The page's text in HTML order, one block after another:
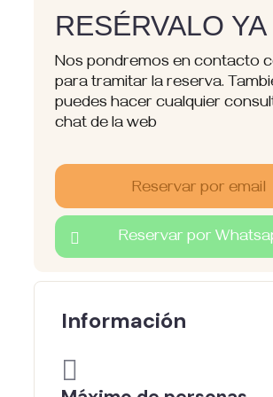
RESÉRVALO YA
Nos pondremos en contacto
para tramitar la reserva.
puedes hacer cualquier
chat de la web
Reservar por email
Reservar por
Información